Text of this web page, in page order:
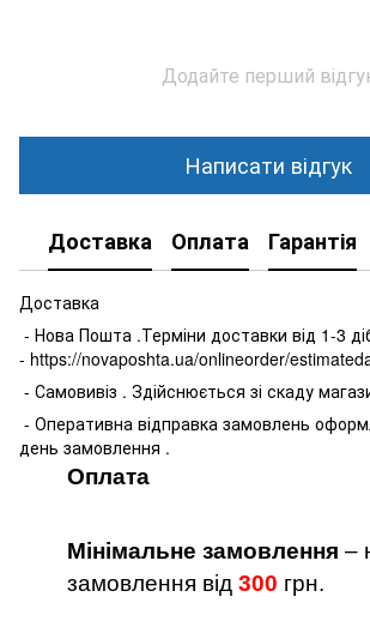
Додайте перший
Написати відгук
Доставка Оплата Гарантія
Доставка
- Нова Пошта .Терміни доставки від 1-3
- https://novaposhta.ua/onlineorder/
- Самовивіз . Здійснюється зі скаду
- Оперативна відправка замовлень
день замовлення .
Оплата
Мінімальне замовлення –
замовлення від 300 грн.